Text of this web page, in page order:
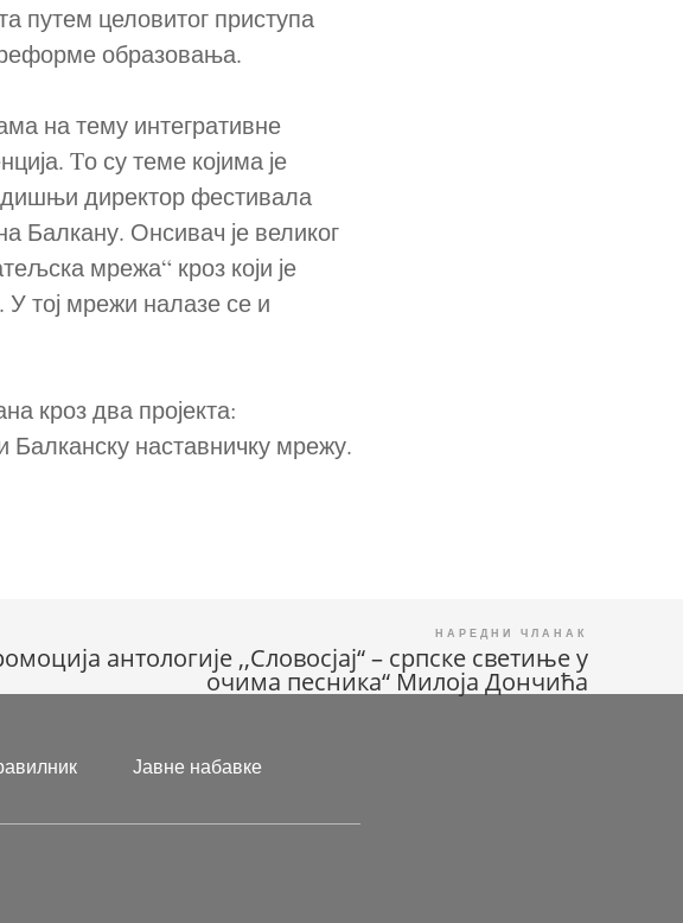
путем целовитог приступа
образовања.
на тему интегративне
Tо су теме којима је
директор фестивала
Балкану. Онсивач је великог
мрежа“ кроз који је
тој мрежи налазе се и
кроз два пројекта:
Балканску наставничку мрежу.
антологије ,,Словосјај“ – српске светиње у
очима песника“ Милоја Дончића
Јавне набавке